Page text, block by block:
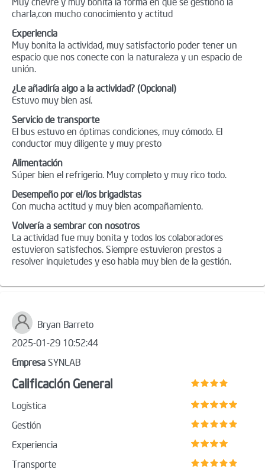
charla,con mucho conocimiento y actitud
Experiencia
Muy bonita la actividad, muy satisfactorio poder tener un
espacio que nos conecte con la naturaleza y un espacio de
unión.
¿Le añadiría algo a la actividad? (Opcional)
Estuvo muy bien así.
Servicio de transporte
El bus estuvo en óptimas condiciones, muy cómodo. El
conductor muy diligente y muy presto
Alimentación
Súper bien el refrigerio. Muy completo y muy rico todo.
Desempeño por el/los brigadistas
Con mucha actitud y muy bien acompañamiento.
Volvería a sembrar con nosotros
La actividad fue muy bonita y todos los colaboradores
estuvieron satisfechos. Siempre estuvieron prestos a
resolver inquietudes y eso habla muy bien de la gestión.
Bryan Barreto
2025-01-29 10:52:44
Empresa SYNLAB
Calificación General
Logística
Gestión
Experiencia
Transporte